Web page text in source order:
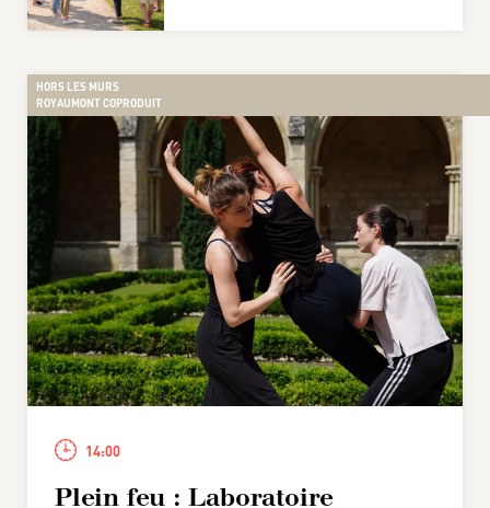
HORS LES MURS
ROYAUMONT COPRODUIT
14:00
Plein feu : Laboratoire